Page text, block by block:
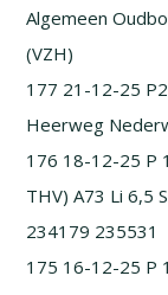
Algemeen
(VZH)
177 21-12-25
Heerweg
176 18-12-25 P
THV) A73 Li 6,5
234179 235531
175 16-12-25 P